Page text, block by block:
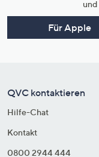
Für Apple
QVC kontaktieren
Hilfe-Chat
Kontakt
0800 2944 444